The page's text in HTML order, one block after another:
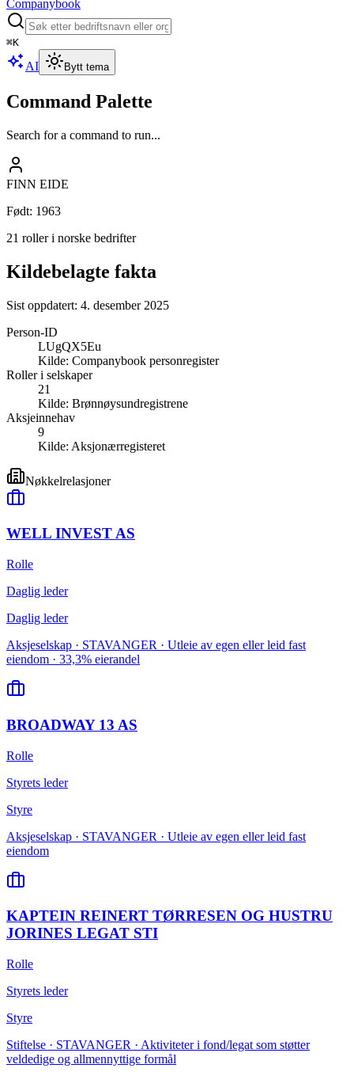
Companybook
⌘K
AI Bytt tema
Command Palette
Search for a command to run...
FINN EIDE
Født: 1963
21 roller i norske bedrifter
Kildebelagte fakta
Sist oppdatert: 4. desember 2025
Person-ID
LUgQX5Eu
Kilde: Companybook personregister
Roller i selskaper
21
Kilde: Brønnøysundregistrene
Aksjeinnehav
9
Kilde: Aksjonærregisteret
Nøkkelrelasjoner
WELL INVEST AS
Rolle
Daglig leder
Daglig leder
Aksjeselskap · STAVANGER · Utleie av egen eller leid fast
eiendom · 33,3% eierandel
BROADWAY 13 AS
Rolle
Styrets leder
Styre
Aksjeselskap · STAVANGER · Utleie av egen eller leid fast
eiendom
KAPTEIN REINERT TØRRESEN OG HUSTRU
JORINES LEGAT STI
Rolle
Styrets leder
Styre
Stiftelse · STAVANGER · Aktiviteter i fond/legat som støtter
veldedige og allmennyttige formål